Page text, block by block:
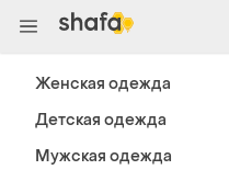
Женская одежда
Детская одежда
Мужская одежда